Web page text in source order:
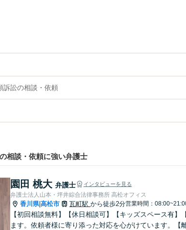
訴訟の相談・依頼
相談・依頼に強い弁護士
園田 桃大 弁護士 インタビューを見る
弁護士法人山本・坪井綜合法律事務所 高松オフィス
香川県|高松市 瓦町駅 から徒歩2分営業時間：
【初回相談無料】【休日相談可】【キッズスペース有
ます。依頼者様に寄り添った対応を心がけています。